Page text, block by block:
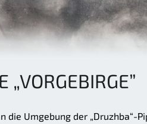
„VORGEBIRGE”
die Umgebung der „Druzhba“-